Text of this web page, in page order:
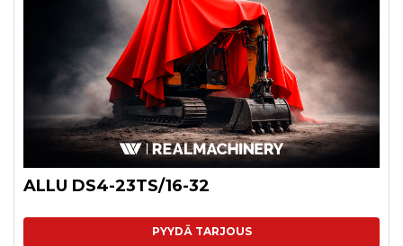
ALLU DS4-23TS/16-32
PYYDÄ TARJOUS